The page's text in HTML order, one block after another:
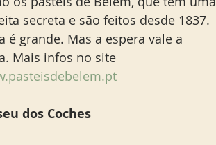
secreta e são feitos desde 1837.
é grande. Mas a espera vale a
Mais infos no site
dos Coches